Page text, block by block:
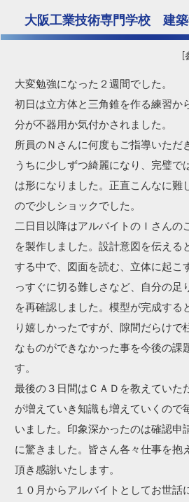
大阪工業技術専門学校 建
大変勉強になった２週間でした。
初日は立方体と三角錐を作る練習か
分が不器用か気付かされました。
所員のＮさんに何度もご指導いただ
うちに少しずつ綺麗になり、完璧で
は形になりました。正直こんなに難
ので少しショックでした。
二日目以降はアルバイトのＩさんの
を製作しました。設計意図を伝える
する中で、図面を読む、立体に起こ
っすぐに切る難しさなど、自分の足
を再確認しました。模型が完成する
り嬉しかったですが、隙間だらけで
なものができなかった事を今後の課
す。
最後の３日間はＣＡＤを教えていた
が増えていき知識も増えていくので
いました。印象深かったのは確認申
に驚きました。皆さん各々仕事を抱
頂き感謝いたします。
１０月からアルバイトとしてお世話